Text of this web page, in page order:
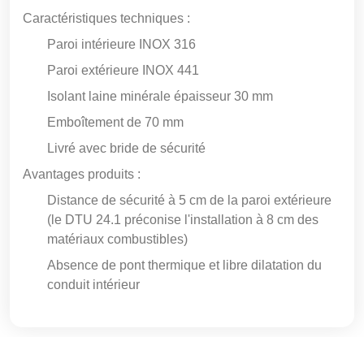
Caractéristiques techniques :
Paroi intérieure INOX 316
Paroi extérieure INOX 441
Isolant laine minérale épaisseur 30 mm
Emboîtement de 70 mm
Livré avec bride de sécurité
Avantages produits :
Distance de sécurité à 5 cm de la paroi extérieure
(le DTU 24.1 préconise l'installation à 8 cm des
matériaux combustibles)
Absence de pont thermique et libre dilatation du
conduit intérieur